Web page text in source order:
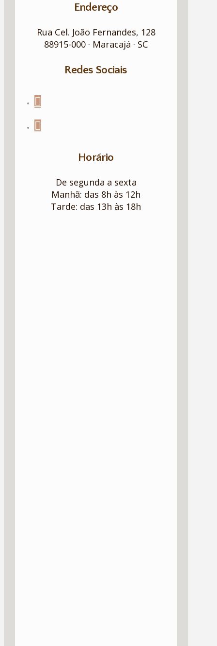
Endereço
Rua Cel. João Fernandes, 128
88915-000 · Maracajá · SC
Redes Sociais
Horário
De segunda a sexta
Manhã: das 8h às 12h
Tarde: das 13h às 18h